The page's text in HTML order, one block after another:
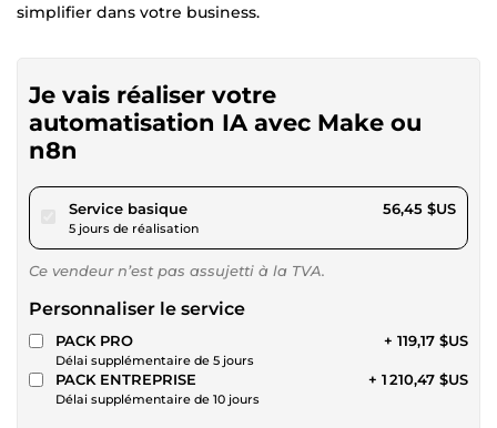
simplifier dans votre business.
Je vais réaliser votre
automatisation IA avec Make ou
n8n
Service basiquepour 52,02 $US
5 jours de réalisation
56,45 $US
Ce vendeur n’est pas assujetti à la TVA.
Personnaliser le service
PACK PRO
Délai supplémentaire de 5 jours
+ 119,17 $US
PACK ENTREPRISE
Délai supplémentaire de 10 jours
+ 1 210,47 $US